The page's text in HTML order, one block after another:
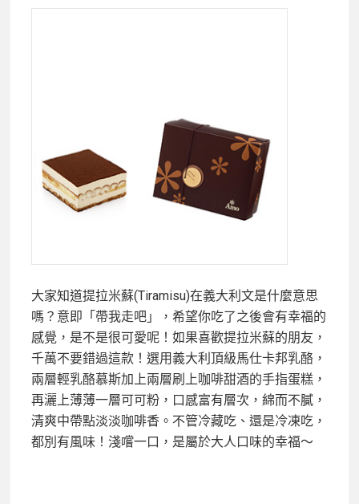
大家知道提拉米蘇(Tiramisu)在義大利文是什麼意思
嗎？意即「帶我走吧」，希望你吃了之後會有幸福的
感覺，是不是很可愛呢！如果喜歡提拉米蘇的朋友，
千萬不要錯過這款！選用義大利頂級馬仕卡邦乳酪，
兩層輕乳酪慕斯加上兩層刷上咖啡甜酒的手指蛋糕，
再灑上薄薄一層可可粉，口感富有層次，綿而不膩，
清爽中帶點淡淡咖啡香。不管冷藏吃、還是冷凍吃，
都別有風味！淺嚐一口，是屬於大人口味的幸福～